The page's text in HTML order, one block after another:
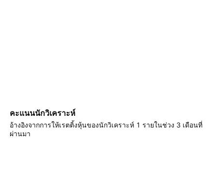
คะแนนนักวิเคราะห์
อ้างอิงจากการให้เรตติ้งหุ้นของนักวิเคราะห์ 1 รายในช่วง 3 เดือนที่
ผ่านมา